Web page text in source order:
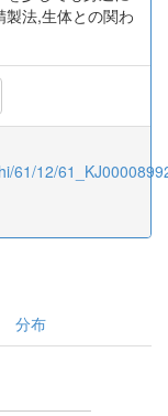
法,生体との関わ
61/12/
分布